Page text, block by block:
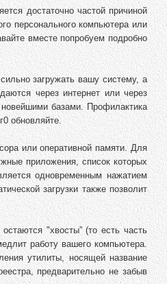
достаточно частой причиной
персонального компьютера или
вместе попробуем подробно
загружать вашу систему, а
через интернет или через
базами. Профилактика
обновляйте.
или оперативной памяти. Для
приложения, список которых
одновременным нажатием
загрузки также позволит
"хвосты” (то есть часть
работу вашего компьютера.
утилиты, носящей название
предварительно не забыв